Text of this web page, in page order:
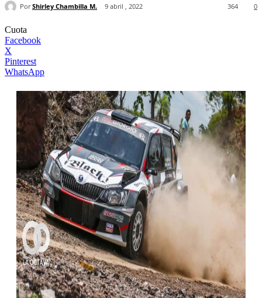
Por Shirley Chambilla M. 9 abril , 2022 0
364
Cuota
Facebook
X
Pinterest
WhatsApp